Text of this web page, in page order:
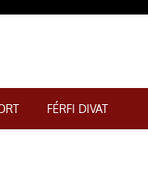
FÉRFI DIVAT